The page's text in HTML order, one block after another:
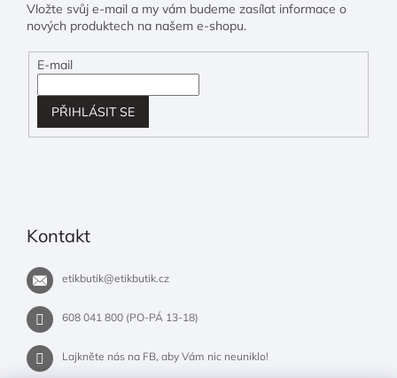
Vložte svůj e-mail a my vám budeme zasílat informace o
nových produktech na našem e-shopu.
E-mail
PŘIHLÁSIT SE
Kontakt
etikbutik@etikbutik.cz
608 041 800 (PO-PÁ 13-18)
Lajkněte nás na FB, aby Vám nic neuniklo!